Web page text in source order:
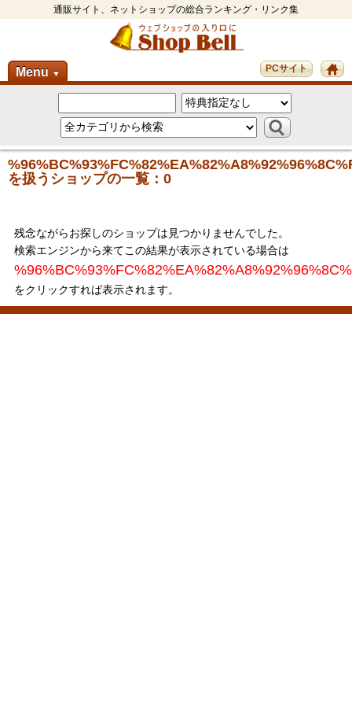
通販サイト、ネットショップの総合ランキング・リンク集
Menu ▼ PCサイト
を扱うショップの一覧：0
残念ながらお探しのショップは見つかりませんでした。
検索エンジンから来てこの結果が表示されている場合は
をクリックすれば表示されます。